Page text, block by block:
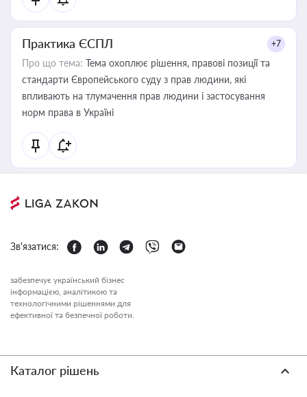
Практика ЄСПЛ +7
Про що тема: Тема охоплює рішення, правові позиції та
стандарти Європейського суду з прав людини, які
впливають на тлумачення прав людини і застосування
норм права в Україні
Зв'язатися:
забезпечує український бізнес
інформацією, аналітикою та
технологічними рішеннями для
ефективної та безпечної роботи.
Каталог рішень